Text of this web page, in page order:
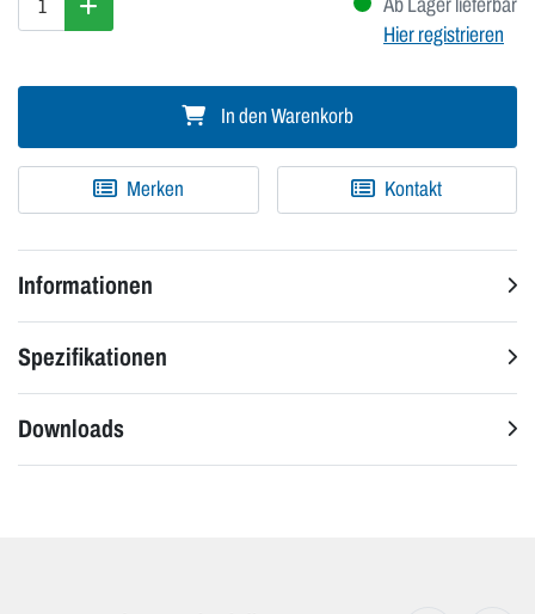
Ab Lager lieferbar
Hier registrieren
In den Warenkorb
Merken Kontakt
Informationen
Spezifikationen
Downloads